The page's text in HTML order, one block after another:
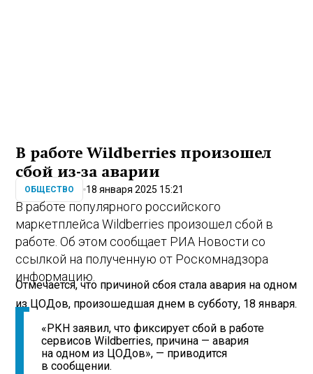
В работе Wildberries произошел
сбой из-за аварии
ОБЩЕСТВО 18 января 2025 15:21
В работе популярного российского
маркетплейса Wildberries произошел сбой в
работе. Об этом сообщает РИА Новости со
ссылкой на полученную от Роскомнадзора
информацию.
Отмечается, что причиной сбоя стала авария на одном
из ЦОДов, произошедшая днем в субботу, 18 января.
«РКН заявил, что фиксирует сбой в работе
сервисов Wildberries, причина — авария
на одном из ЦОДов», — приводится
в сообщении.